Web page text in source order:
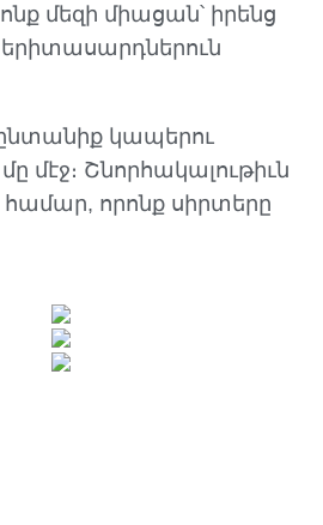
մեզի միացան՝ իրենց
կապերու
մէջ։ Շնորհակալութիւն
համար, որոնք սիրտերը